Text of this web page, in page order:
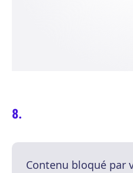
Contenu bloqué par